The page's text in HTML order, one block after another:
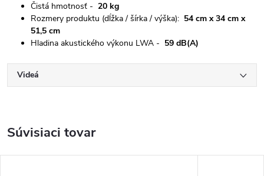
Čistá hmotnosť - 20 kg
Rozmery produktu (dĺžka / šírka / výška): 54 cm x 34 cm x
51,5 cm
Hladina akustického výkonu LWA - 59 dB(A)
Videá
Súvisiaci tovar